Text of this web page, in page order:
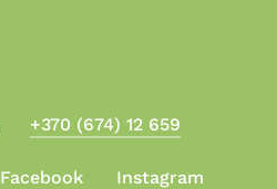
+370 (674) 12 659
Facebook Instagram